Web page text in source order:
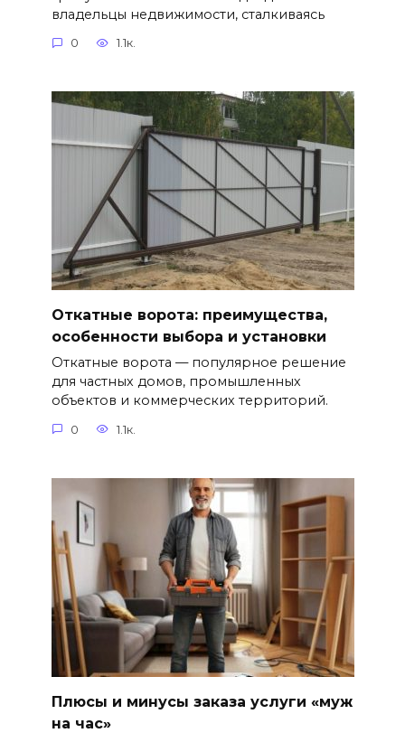
владельцы недвижимости, сталкиваясь
0 1.1к.
Откатные ворота: преимущества,
особенности выбора и установки
Откатные ворота — популярное решение
для частных домов, промышленных
объектов и коммерческих территорий.
0 1.1к.
Плюсы и минусы заказа услуги «муж
на час»